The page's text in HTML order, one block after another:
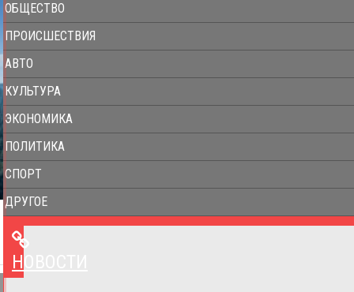
ОБЩЕСТВО
ПРОИСШЕСТВИЯ
АВТО
КУЛЬТУРА
ЭКОНОМИКА
ПОЛИТИКА
СПОРТ
ДРУГОЕ
НОВОСТИ